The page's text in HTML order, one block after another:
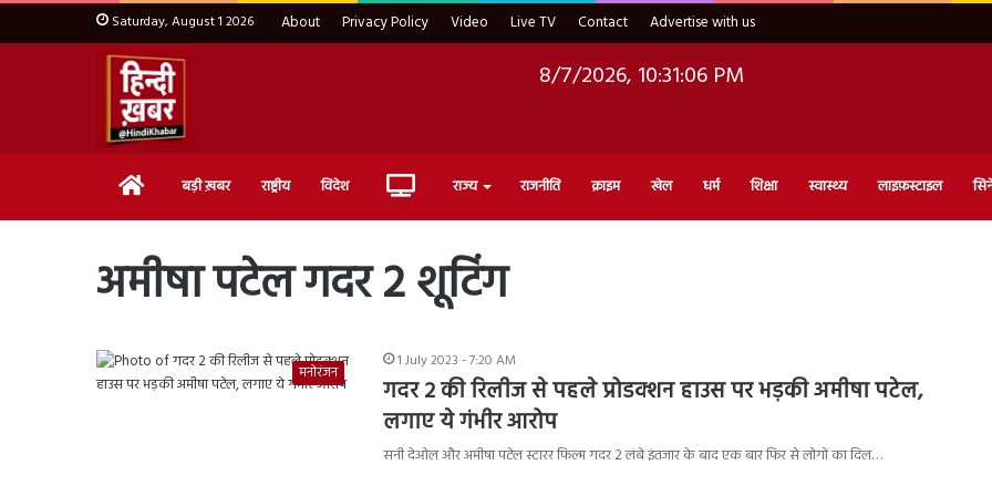
Saturday, August 1 2026 About Privacy Policy Video Live TV Contact Advertise with us
8/7/2026, 10:31:07 PM
Home बड़ी ख़बर राष्ट्रीय विदेश Live राज्य राजनीति क्राइम खेल धर्म शिक्षा स्वास्थ्य लाइफ़स्टाइल
अमीषा पटेल गदर 2 शूटिंग
मनोरंजन
1 July 2023 - 7:20 AM
गदर 2 की रिलीज से पहले प्रोडक्शन हाउस पर भड़की अमीषा पटेल,
लगाए ये गंभीर आरोप
सनी देओल और अमीषा पटेल स्टारर फिल्म गदर 2 लंबे इंतजार के बाद एक बार फिर से लोगों का दिल…